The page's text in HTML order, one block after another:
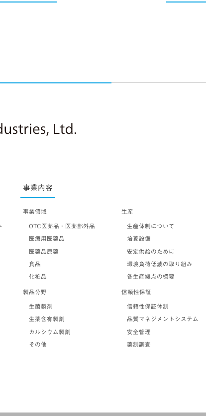
事業内容
事業領域
OTC医薬品・医薬部外品
医療用医薬品
医薬品原薬
食品
化粧品
製品分野
生菌製剤
生薬含有製剤
カルシウム製剤
その他
生産
生産体制について
培養設備
安定供給のために
環境負荷低減の取り組み
各生産拠点の概要
信頼性保証
信頼性保証体制
品質マネジメントシステム
安全管理
薬制調査